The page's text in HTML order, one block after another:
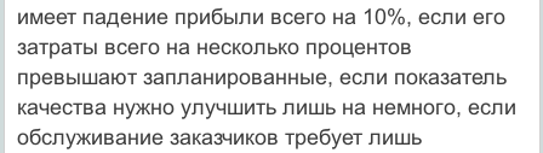
имеет падение прибыли всего на 10%, если его
затраты всего на несколько процентов
превышают запланированные, если показатель
качества нужно улучшить лишь на немного, если
обслуживание заказчиков требует лишь